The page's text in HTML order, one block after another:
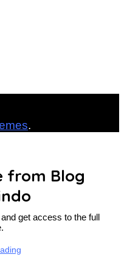
.
from Blog
get access to the full